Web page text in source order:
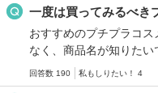
一度は買ってみるべき
おすすめのプチプラコ
なく、商品名が知りたい
回答数 190 私もしりたい！ 4